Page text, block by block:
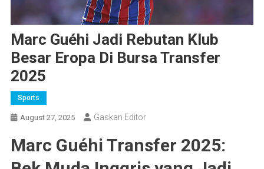
Marc Guéhi Jadi Rebutan Klub
Besar Eropa Di Bursa Transfer
2025
Sports
August 27, 2025 Gaskan Editor
Marc Guéhi Transfer 2025: